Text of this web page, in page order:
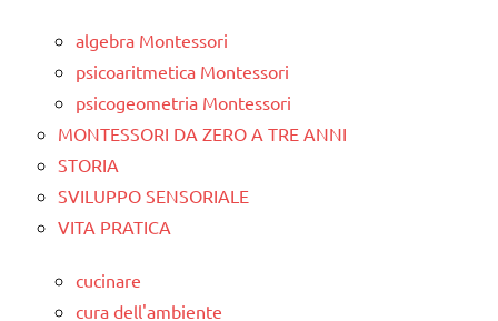
algebra Montessori
psicoaritmetica Montessori
psicogeometria Montessori
MONTESSORI DA ZERO A TRE ANNI
STORIA
SVILUPPO SENSORIALE
VITA PRATICA
cucinare
cura dell'ambiente